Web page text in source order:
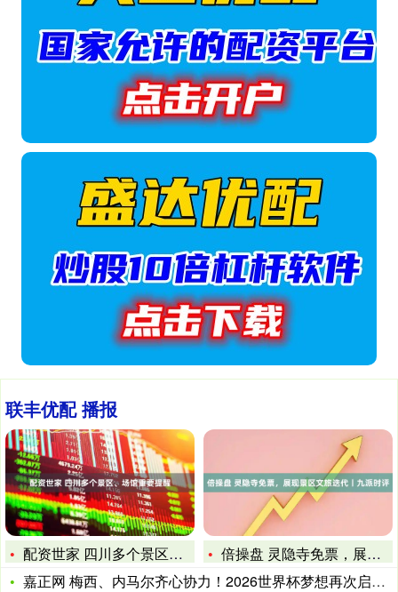
联丰优配 播报
配资世家 四川多个景区、场馆重要提醒
倍操盘 灵隐寺免票，展现景区文旅迭代丨九派时评
嘉正网 梅西、内马尔齐心协力！2026世界杯梦想再次启航，